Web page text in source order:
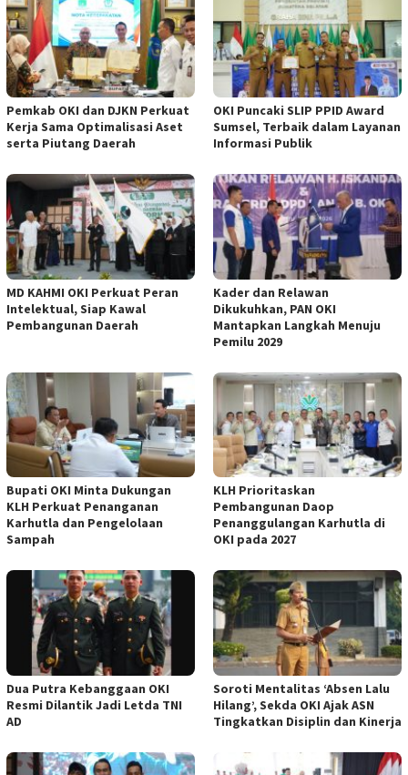
Pemkab OKI dan DJKN Perkuat
Kerja Sama Optimalisasi Aset
serta Piutang Daerah
OKI Puncaki SLIP PPID Award
Sumsel, Terbaik dalam Layanan
Informasi Publik
MD KAHMI OKI Perkuat Peran
Intelektual, Siap Kawal
Pembangunan Daerah
Kader dan Relawan
Dikukuhkan, PAN OKI
Mantapkan Langkah Menuju
Pemilu 2029
Bupati OKI Minta Dukungan
KLH Perkuat Penanganan
Karhutla dan Pengelolaan
Sampah
KLH Prioritaskan
Pembangunan Daop
Penanggulangan Karhutla di
OKI pada 2027
Dua Putra Kebanggaan OKI
Resmi Dilantik Jadi Letda TNI
AD
Soroti Mentalitas ‘Absen Lalu
Hilang’, Sekda OKI Ajak ASN
Tingkatkan Disiplin dan Kinerja